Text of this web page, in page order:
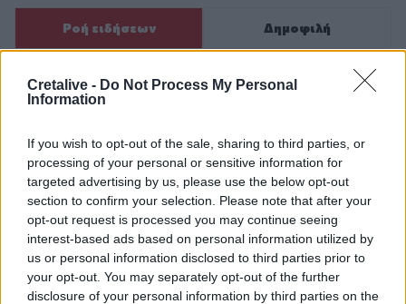
Cretalive - Do Not Process My Personal
Information
If you wish to opt-out of the sale, sharing to third parties, or
processing of your personal or sensitive information for
targeted advertising by us, please use the below opt-out
section to confirm your selection. Please note that after your
opt-out request is processed you may continue seeing
interest-based ads based on personal information utilized by
us or personal information disclosed to third parties prior to
your opt-out. You may separately opt-out of the further
disclosure of your personal information by third parties on the
Ροή ειδήσεων Δημοφιλή
05:41
Φεύγουμε για διακοπές; Τα 7 πράγματα που πρέπει να
04:11
Μαγειρεμένο ρύζι: Πόσο διατηρείται στο ψυγείο και τα
συχνά λάθη που πρέπει να προσέξουμε
03:16
Οι ειδικοί εξηγούν: Το κλιματιστικό ρυθμίζει τη
θερμοκρασία, ο ανεμιστήρας οροφής αλλάζει την
αίσθηση